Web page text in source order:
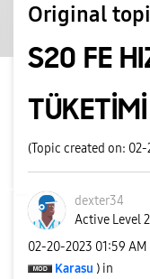
Original
S20 FE
TÜKETİMİ
(Topic created on:
dexter34
Active Level 2
‎02-20-2023 01:59 AM
Karasu ) in